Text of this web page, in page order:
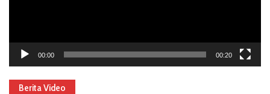
00:00 00:20
Berita Video